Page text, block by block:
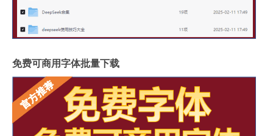
免费可商用字体批量下载